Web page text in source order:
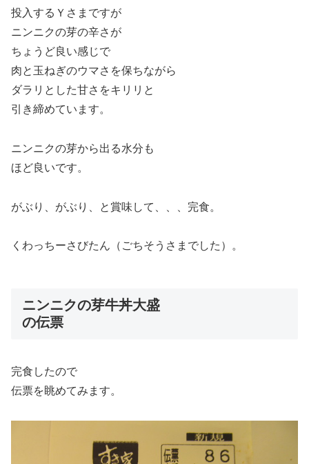
投入するＹさまですが
ニンニクの芽の辛さが
ちょうど良い感じで
肉と玉ねぎのウマさを保ちながら
ダラリとした甘さをキリリと
引き締めています。
ニンニクの芽から出る水分も
ほど良いです。
がぶり、がぶり、と賞味して、、、完食。
くわっちーさびたん（ごちそうさまでした）。
ニンニクの芽牛丼大盛
の伝票
完食したので
伝票を眺めてみます。